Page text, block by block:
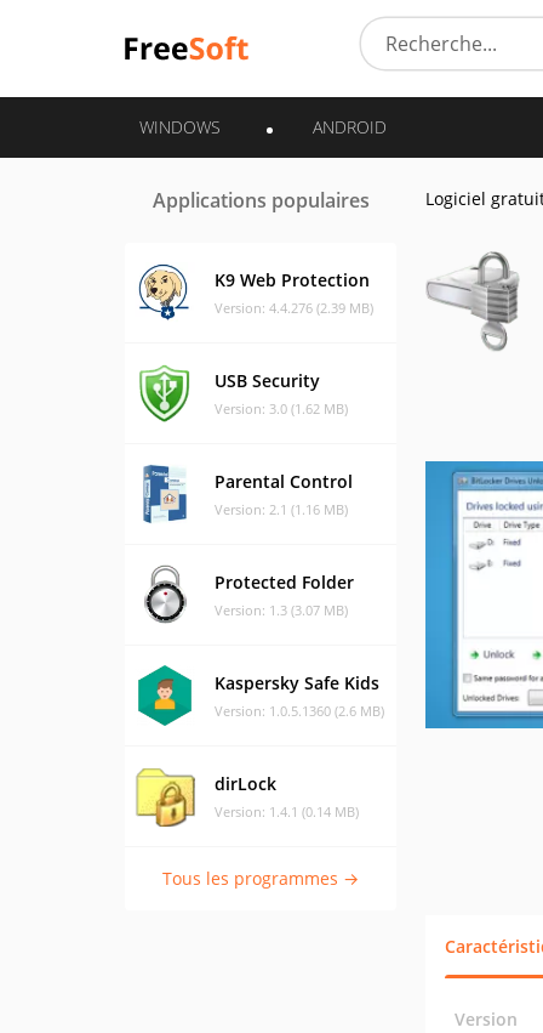
WINDOWS ANDROID
Applications populaires
K9 Web Protection
Version: 4.4.276 (2.39 MB)
USB Security
Version: 3.0 (1.62 MB)
Parental Control
Version: 2.1 (1.16 MB)
Protected Folder
Version: 1.3 (3.07 MB)
Kaspersky Safe Kids
Version: 1.0.5.1360 (2.6 MB)
dirLock
Version: 1.4.1 (0.14 MB)
Tous les programmes →
Logiciel
Version